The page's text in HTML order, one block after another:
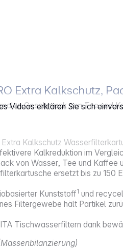
Videos erklären Sie sich
Extra Kalkschutz,
Geschmack von Tee und
Extra Kalkschutz
Kalkreduktion im
von Wasser, Tee und
ersetzt bis zu
Kunststoff1 und
Filtergewebe hält Partikel
Tischwasserfiltern dank